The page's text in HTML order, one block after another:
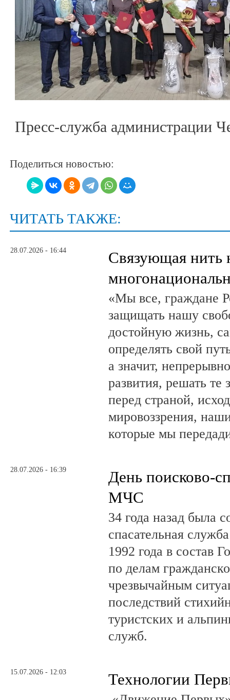
Пресс-служба администрации
Поделиться новостью:
ЧИТАТЬ ТАКЖЕ:
28.07.2026 - 16:44
Связующая нить
«Мы все, граждане
защищать нашу
достойную жизнь,
определять свой
а значит,
развития, решать те
перед страной,
мировоззрения,
которые мы
28.07.2026 - 16:39
День поисково-
МЧС
34 года назад была
спасательная
1992 года в состав
по делам
чрезвычайным
последствий
туристских и
служб.
15.07.2026 - 12:03 Технологии